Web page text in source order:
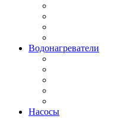
Водонагреватели
Насосы